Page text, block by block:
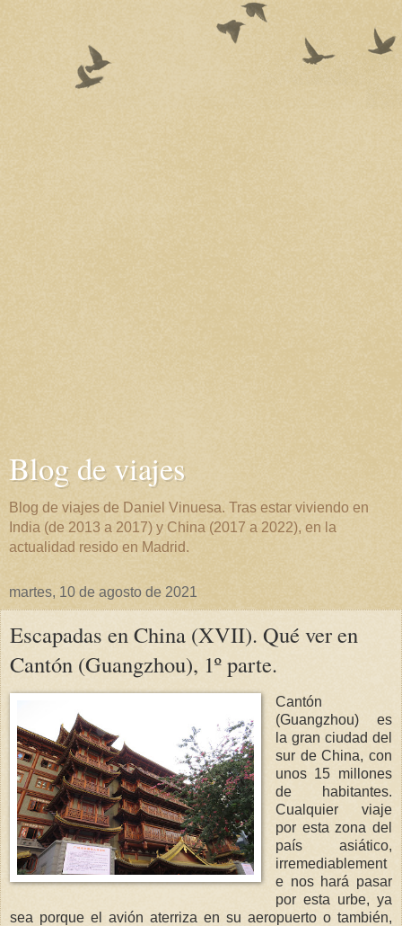
Blog de viajes
Blog de viajes de Daniel Vinuesa. Tras estar viviendo en
India (de 2013 a 2017) y China (2017 a 2022), en la
actualidad resido en Madrid.
martes, 10 de agosto de 2021
Escapadas en China (XVII). Qué ver en
Cantón (Guangzhou), 1º parte.
Cantón
(Guangzhou) es
la gran ciudad del
sur de China, con
unos 15 millones
de habitantes.
Cualquier viaje
por esta zona del
país asiático,
irremediablement
e nos hará pasar
por esta urbe, ya
sea porque el avión aterriza en su aeropuerto o también,